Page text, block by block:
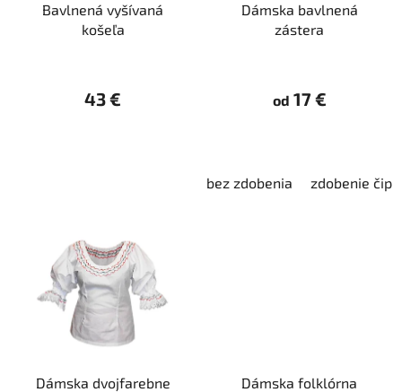
Bavlnená vyšívaná
košeľa
43 €
Dámska bavlnená
zástera
od 17 €
bez zdobenia zdobenie
Dámska dvojfarebne
Dámska folklórna